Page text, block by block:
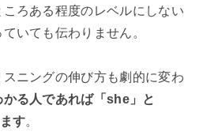
ろある程度のレベルにしない
いても伝わりません。
ニングの伸び方も劇的に変わ
かる人であれば「she」と
す。